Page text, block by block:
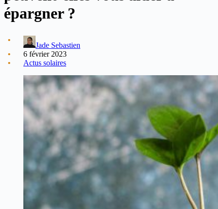
épargner ?
Jade Sebastien
6 février 2023
Actus solaires